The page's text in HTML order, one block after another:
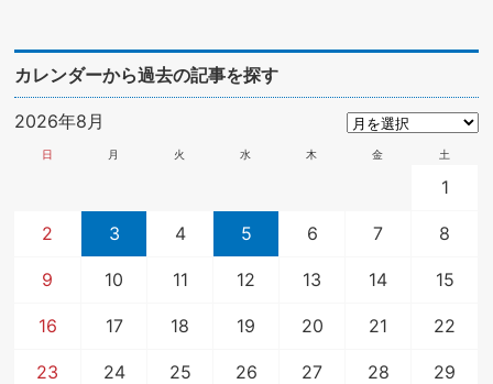
カレンダーから過去の記事を探す
2026年8月
日 月 火 水 木 金 土
1
2 3 4 5 6 7 8
9 10 11 12 13 14 15
16 17 18 19 20 21 22
23 24 25 26 27 28 29